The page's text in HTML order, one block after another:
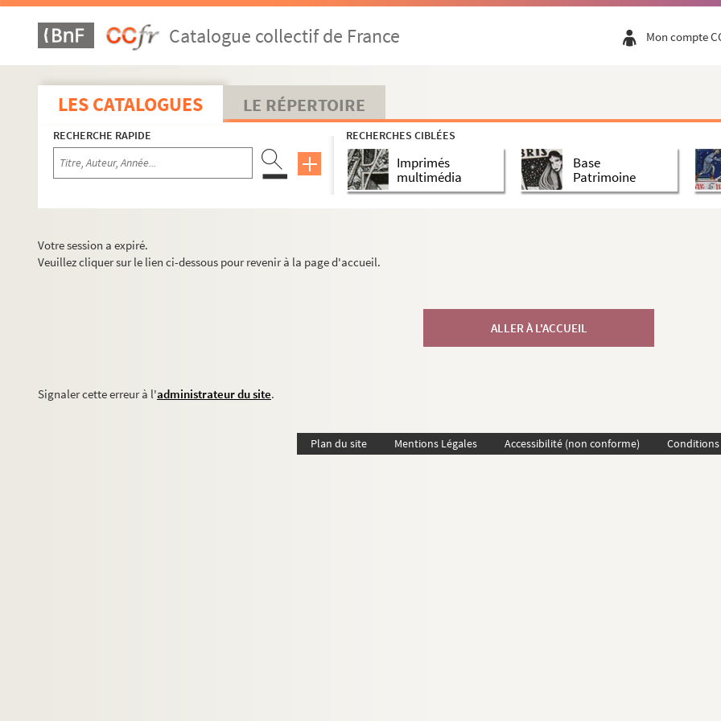
Catalogue collectif de France Mon compte
LES CATALOGUES LE RÉPERTOIRE
RECHERCHE RAPIDE RECHERCHES CIBLÉES
Imprimés
multimédia
Base
Patrimoine
Votre session a expiré.
Veuillez cliquer sur le lien ci-dessous pour revenir à la page d'accueil.
ALLER À L'ACCUEIL
Signaler cette erreur à l'administrateur du site.
Plan du site Mentions Légales Accessibilité (non conforme)